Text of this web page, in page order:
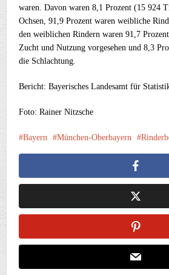
waren. Davon waren 8,1 Prozent (15 924
Ochsen, 91,9 Prozent waren weibliche
den weiblichen Rindern waren 91,7
Zucht und Nutzung vorgesehen und 8,3
die Schlachtung.
Bericht: Bayerisches Landesamt für
Foto: Rainer Nitzsche
Bayern München-Oberbayern